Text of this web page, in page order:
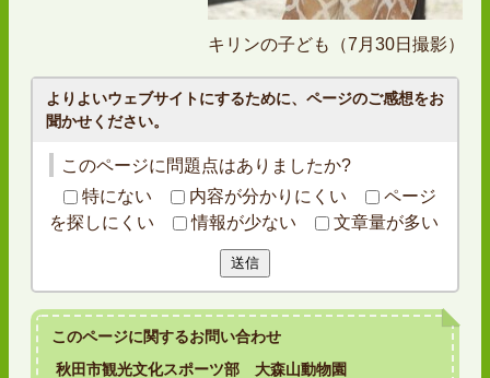
キリンの子ども（7月30日撮影）
よりよいウェブサイトにするために、ページのご感想をお
聞かせください。
このページに問題点はありましたか?
特にない
内容が分かりにくい
ページ
を探しにくい
情報が少ない 文章量が多い
送信
このページに関するお問い合わせ
秋田市観光文化スポーツ部 大森山動物園